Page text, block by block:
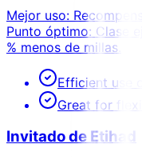
Mejor uso:
Punto óptimo: Clase
% menos de millas.
Efficient use
Great for
Invitado de Etihad